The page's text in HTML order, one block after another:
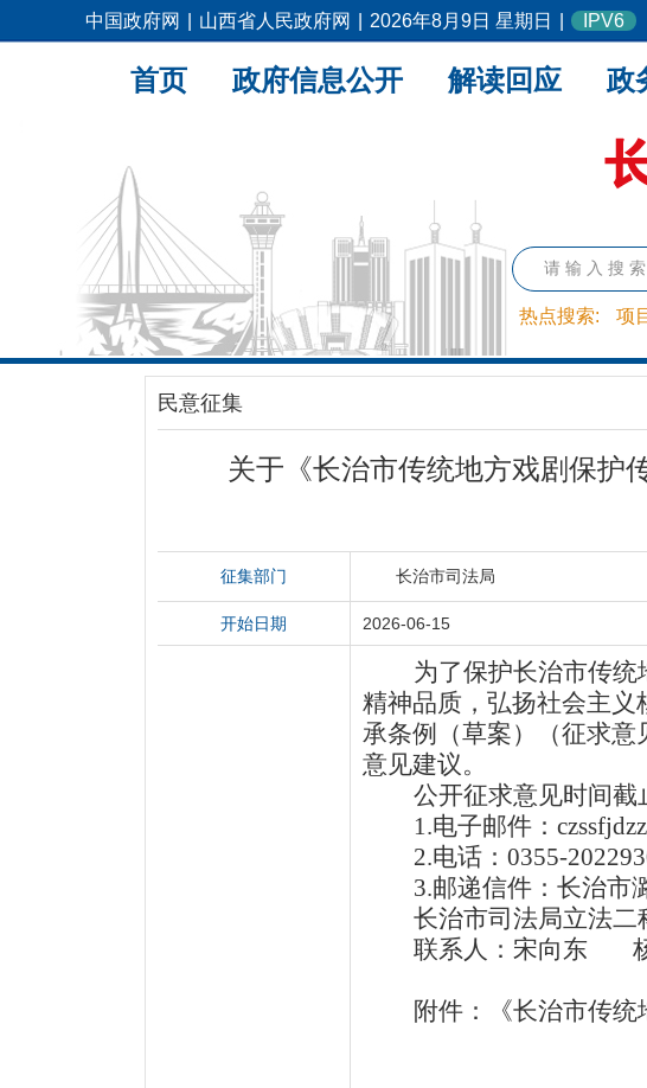
中国政府网 山西省人民政府网 2026年8月9日 星期日 IPV6
热点搜索: 项
首页 政府信息公开 解读回应 政
民意征集
关于《长治市传统地方戏剧保护
征集部门 长治市司法局
开始日期 2026-06-15
为了保护长治市传
精神品质，弘扬社会主
承条例（草案）（征求意
意见建议。
公开征求意见时间截
1.电子邮件：
2.电话：0355-
3.邮递信件：长治市
长治市司法局立法
联系人：宋向
附件：《长治市传统